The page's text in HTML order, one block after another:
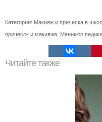
Категории: Макияж и прическа в
причесок и макияжа Маникюр
Читайте также